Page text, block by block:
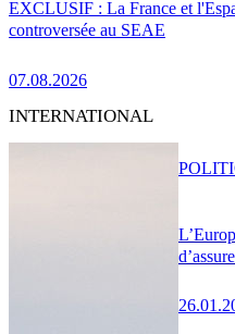
EXCLUSIF : La France et
controversée au SEAE
07.08.2026
INTERNATIONAL